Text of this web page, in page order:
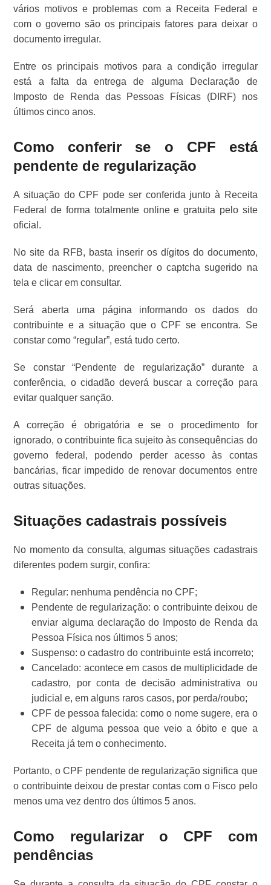
vários motivos e problemas com a Receita Federal e
com o governo são os principais fatores para deixar o
documento irregular.
Entre os principais motivos para a condição irregular
está a falta da entrega de alguma Declaração de
Imposto de Renda das Pessoas Físicas (DIRF) nos
últimos cinco anos.
Como conferir se o CPF está
pendente de regularização
A situação do CPF pode ser conferida junto à Receita
Federal de forma totalmente online e gratuita pelo site
oficial.
No site da RFB, basta inserir os dígitos do documento,
data de nascimento, preencher o captcha sugerido na
tela e clicar em consultar.
Será aberta uma página informando os dados do
contribuinte e a situação que o CPF se encontra. Se
constar como “regular”, está tudo certo.
Se constar “Pendente de regularização” durante a
conferência, o cidadão deverá buscar a correção para
evitar qualquer sanção.
A correção é obrigatória e se o procedimento for
ignorado, o contribuinte fica sujeito às consequências do
governo federal, podendo perder acesso às contas
bancárias, ficar impedido de renovar documentos entre
outras situações.
Situações cadastrais possíveis
No momento da consulta, algumas situações cadastrais
diferentes podem surgir, confira:
Regular: nenhuma pendência no CPF;
Pendente de regularização: o contribuinte deixou de
enviar alguma declaração do Imposto de Renda da
Pessoa Física nos últimos 5 anos;
Suspenso: o cadastro do contribuinte está incorreto;
Cancelado: acontece em casos de multiplicidade de
cadastro, por conta de decisão administrativa ou
judicial e, em alguns raros casos, por perda/roubo;
CPF de pessoa falecida: como o nome sugere, era o
CPF de alguma pessoa que veio a óbito e que a
Receita já tem o conhecimento.
Portanto, o CPF pendente de regularização significa que
o contribuinte deixou de prestar contas com o Fisco pelo
menos uma vez dentro dos últimos 5 anos.
Como regularizar o CPF com
pendências